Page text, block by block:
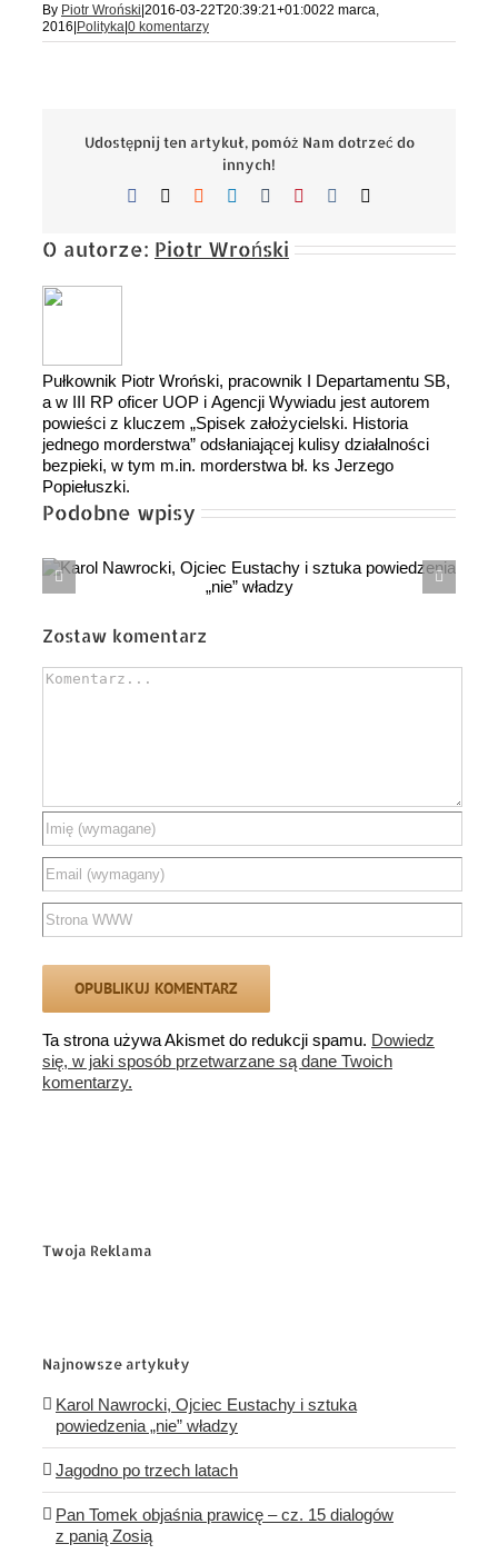
By Piotr Wroński|2016-03-22T20:39:21+01:0022 marca,
2016|Polityka|0 komentarzy
Udostępnij ten artykuł, pomóż Nam dotrzeć do
innych!
Facebook Reddit LinkedIn
TumblrPinterest
O autorze: Piotr Wroński
Pułkownik Piotr Wroński, pracownik I Departamentu SB,
a w III RP oficer UOP i Agencji Wywiadu jest autorem
powieści z kluczem „Spisek założycielski. Historia
jednego morderstwa” odsłaniającej kulisy działalności
bezpieki, w tym m.in. morderstwa bł. ks Jerzego
Popiełuszki.
Podobne wpisy
Zostaw komentarz
Comment
Ta strona używa Akismet do redukcji spamu. Dowiedz
się, w jaki sposób przetwarzane są dane Twoich
komentarzy.
Twoja Reklama
Najnowsze artykuły
Karol Nawrocki, Ojciec Eustachy i sztuka
powiedzenia „nie” władzy
Jagodno po trzech latach
Pan Tomek objaśnia prawicę – cz. 15 dialogów
z panią Zosią